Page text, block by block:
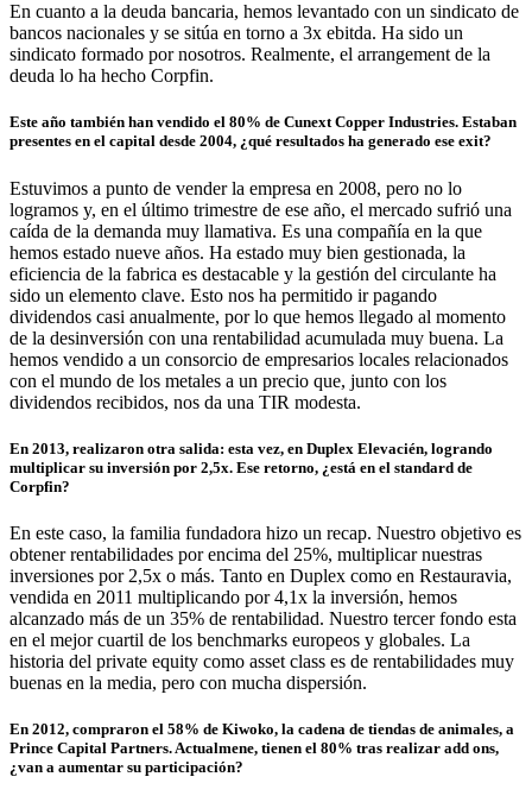
En cuanto a la deuda bancaria, hemos levantado con un sindicato de
bancos nacionales y se sitúa en torno a 3x ebitda. Ha sido un
sindicato formado por nosotros. Realmente, el arrangement de la
deuda lo ha hecho Corpfin.
Este año también han vendido el 80% de Cunext Copper Industries. Estaban
presentes en el capital desde 2004, ¿qué resultados ha generado ese exit?
Estuvimos a punto de vender la empresa en 2008, pero no lo
logramos y, en el último trimestre de ese año, el mercado sufrió una
caída de la demanda muy llamativa. Es una compañía en la que
hemos estado nueve años. Ha estado muy bien gestionada, la
eficiencia de la fabrica es destacable y la gestión del circulante ha
sido un elemento clave. Esto nos ha permitido ir pagando
dividendos casi anualmente, por lo que hemos llegado al momento
de la desinversión con una rentabilidad acumulada muy buena. La
hemos vendido a un consorcio de empresarios locales relacionados
con el mundo de los metales a un precio que, junto con los
dividendos recibidos, nos da una TIR modesta.
En 2013, realizaron otra salida: esta vez, en Duplex Elevacién, logrando
multiplicar su inversión por 2,5x. Ese retorno, ¿está en el standard de
Corpfin?
En este caso, la familia fundadora hizo un recap. Nuestro objetivo es
obtener rentabilidades por encima del 25%, multiplicar nuestras
inversiones por 2,5x o más. Tanto en Duplex como en Restauravia,
vendida en 2011 multiplicando por 4,1x la inversión, hemos
alcanzado más de un 35% de rentabilidad. Nuestro tercer fondo esta
en el mejor cuartil de los benchmarks europeos y globales. La
historia del private equity como asset class es de rentabilidades muy
buenas en la media, pero con mucha dispersión.
En 2012, compraron el 58% de Kiwoko, la cadena de tiendas de animales, a
Prince Capital Partners. Actualmene, tienen el 80% tras realizar add ons,
¿van a aumentar su participación?